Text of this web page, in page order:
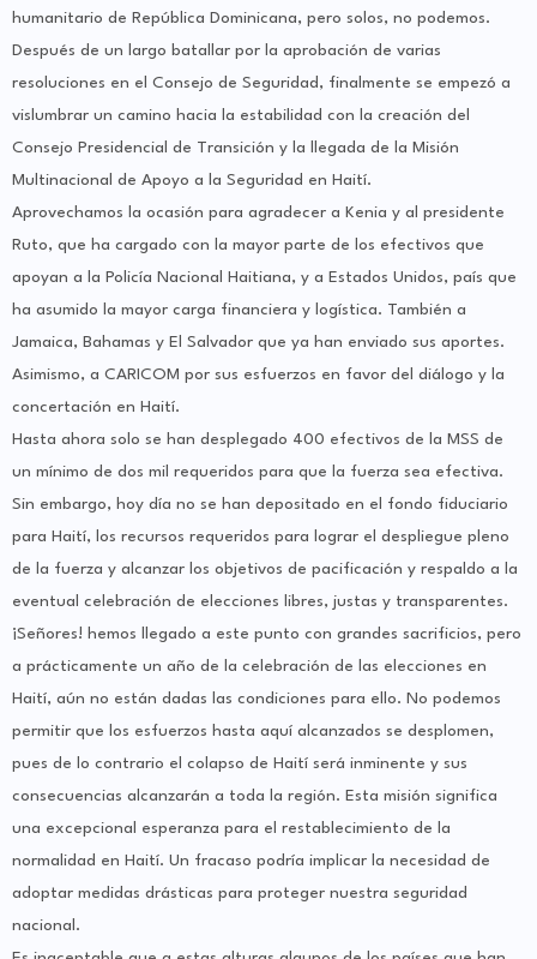
humanitario de República Dominicana, pero solos, no podemos.
Después de un largo batallar por la aprobación de varias
resoluciones en el Consejo de Seguridad, finalmente se empezó a
vislumbrar un camino hacia la estabilidad con la creación del
Consejo Presidencial de Transición y la llegada de la Misión
Multinacional de Apoyo a la Seguridad en Haití.
Aprovechamos la ocasión para agradecer a Kenia y al presidente
Ruto, que ha cargado con la mayor parte de los efectivos que
apoyan a la Policía Nacional Haitiana, y a Estados Unidos, país que
ha asumido la mayor carga financiera y logística. También a
Jamaica, Bahamas y El Salvador que ya han enviado sus aportes.
Asimismo, a CARICOM por sus esfuerzos en favor del diálogo y la
concertación en Haití.
Hasta ahora solo se han desplegado 400 efectivos de la MSS de
un mínimo de dos mil requeridos para que la fuerza sea efectiva.
Sin embargo, hoy día no se han depositado en el fondo fiduciario
para Haití, los recursos requeridos para lograr el despliegue pleno
de la fuerza y alcanzar los objetivos de pacificación y respaldo a la
eventual celebración de elecciones libres, justas y transparentes.
¡Señores! hemos llegado a este punto con grandes sacrificios, pero
a prácticamente un año de la celebración de las elecciones en
Haití, aún no están dadas las condiciones para ello. No podemos
permitir que los esfuerzos hasta aquí alcanzados se desplomen,
pues de lo contrario el colapso de Haití será inminente y sus
consecuencias alcanzarán a toda la región. Esta misión significa
una excepcional esperanza para el restablecimiento de la
normalidad en Haití. Un fracaso podría implicar la necesidad de
adoptar medidas drásticas para proteger nuestra seguridad
nacional.